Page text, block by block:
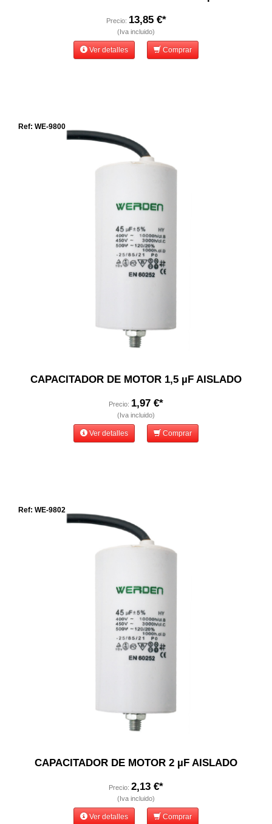
Precio: 13,85 €*
(Iva incluido)
Ver detalles Comprar
Ref: WE-9800
CAPACITADOR DE MOTOR 1,5 µF AISLADO
Precio: 1,97 €*
(Iva incluido)
Ver detalles Comprar
Ref: WE-9802
CAPACITADOR DE MOTOR 2 µF AISLADO
Precio: 2,13 €*
(Iva incluido)
Ver detalles Comprar